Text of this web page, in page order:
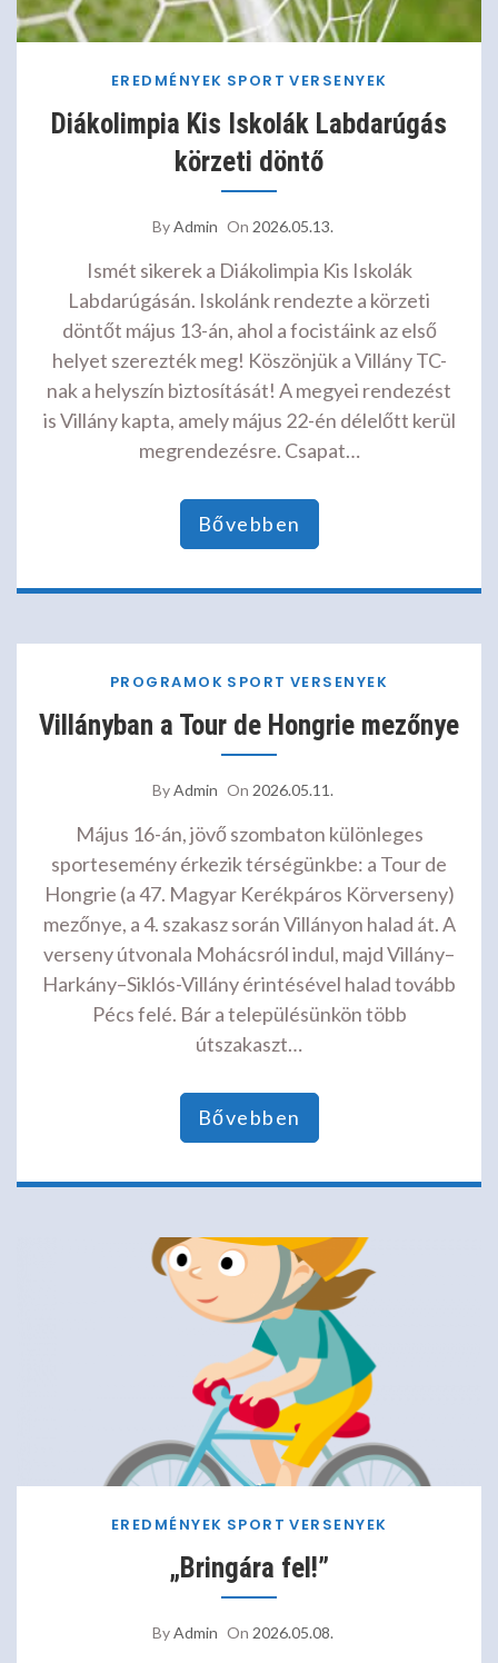
EREDMÉNYEK SPORT VERSENYEK
Diákolimpia Kis Iskolák Labdarúgás
körzeti döntő
ByAdmin On 2026.05.13.
Ismét sikerek a Diákolimpia Kis Iskolák
Labdarúgásán. Iskolánk rendezte a körzeti
döntőt május 13-án, ahol a focistáink az első
helyet szerezték meg! Köszönjük a Villány TC-
nak a helyszín biztosítását! A megyei rendezést
is Villány kapta, amely május 22-én délelőtt kerül
megrendezésre. Csapat…
Bővebben
PROGRAMOK SPORT VERSENYEK
Villányban a Tour de Hongrie mezőnye
ByAdmin On 2026.05.11.
Május 16-án, jövő szombaton különleges
sportesemény érkezik térségünkbe: a Tour de
Hongrie (a 47. Magyar Kerékpáros Körverseny)
mezőnye, a 4. szakasz során Villányon halad át. A
verseny útvonala Mohácsról indul, majd Villány–
Harkány–Siklós-Villány érintésével halad tovább
Pécs felé. Bár a településünkön több
útszakaszt…
Bővebben
EREDMÉNYEK SPORT VERSENYEK
„Bringára fel!”
ByAdmin On 2026.05.08.